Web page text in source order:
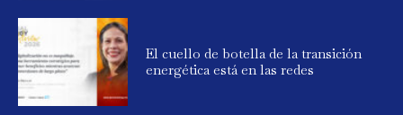
El cuello de botella de la transición
energética está en las redes